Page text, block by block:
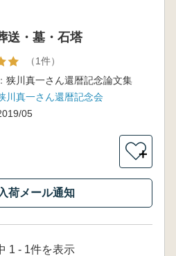
・墓・石塔
（1件）
狭川真一さん還暦記念論文集
川真一さん還暦記念会
05
＋
荷メール通知
1 - 1件を表示